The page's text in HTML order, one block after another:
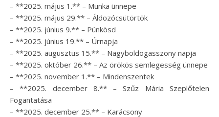
– **2025. május 1.** – Munka ünnepe
– **2025. május 29.** – Áldozócsütörtök
– **2025. június 9.** – Pünkösd
– **2025. június 19.** – Úrnapja
– **2025. augusztus 15.** – Nagyboldogasszony napja
– **2025. október 26.** – Az örökös semlegesség ünnepe
– **2025. november 1.** – Mindenszentek
– **2025. december 8.** – Szűz Mária Szeplőtelen
Fogantatása
– **2025. december 25.** – Karácsony